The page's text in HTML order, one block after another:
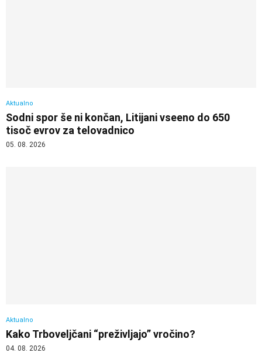
Aktualno
Sodni spor še ni končan, Litijani vseeno do 650
tisoč evrov za telovadnico
05. 08. 2026
Aktualno
Kako Trboveljčani “preživljajo” vročino?
04. 08. 2026